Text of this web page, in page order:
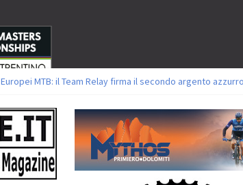
Europei MTB: il Team Relay firma il secondo argento
Europei XCO: titoli a Aldridge, Frei e Hutter. Argento per
Europei XCO: vittorie per Ghibaudo, Grossmann e Gallis.
35ª Marathon Bike della Brianza: l’ultima sfida agonistica